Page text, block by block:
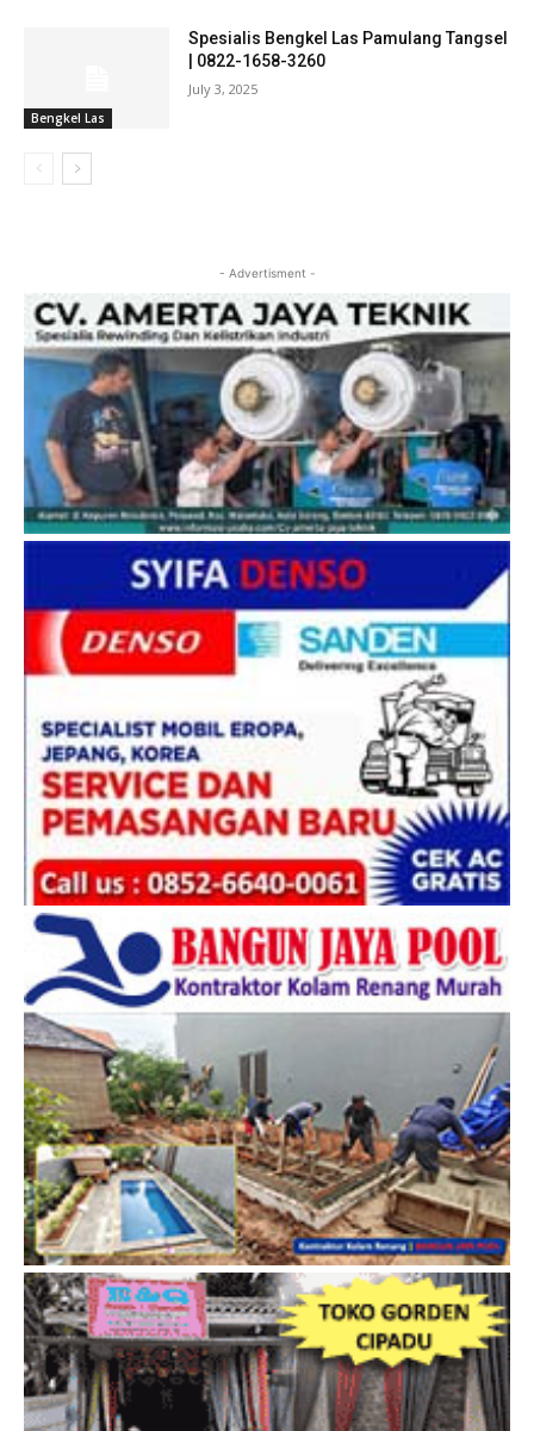
Bengkel Las
Spesialis Bengkel Las Pamulang Tangsel
| 0822-1658-3260
July 3, 2025
- Advertisment -